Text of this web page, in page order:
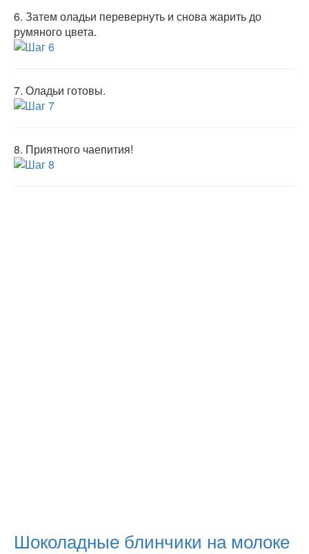
6. Затем оладьи перевернуть и снова жарить до
румяного цвета.
7. Оладьи готовы.
8. Приятного чаепития!
Шоколадные блинчики на молоке